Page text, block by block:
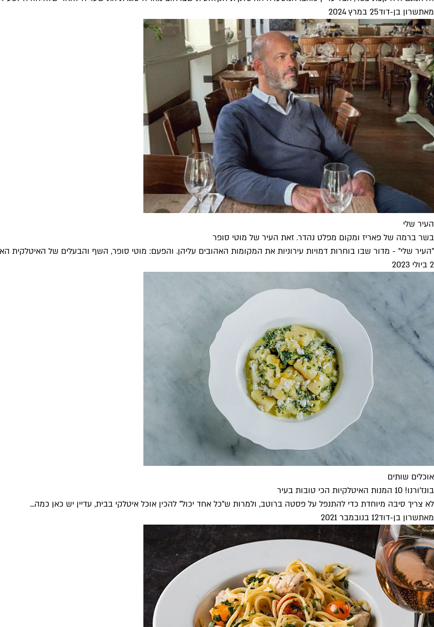
מאתשרון בן-דוד25 במרץ 2024
העיר שלי
בשר ברמה של פאריז ומקום מפלט נהדר. זאת העיר של מוטי סופר
"העיר שלי" - מדור שבו בוחרות דמויות עירוניות את המקומות האהובים עליהן. והפעם: מוטי סופר, השף והבעלים של האיטלקית
2 ביולי 2023
אוכלים שותים
בונז'ורנו! 10 המנות האיטלקיות הכי טובות בעיר
לא צריך סיבה מיוחדת כדי להתנפל על פסטה ברוטב, ולמרות ש"כל אחד יכול" להכין אוכל איטלקי בבית, עדיין יש כאן כמה...
מאתשרון בן-דוד12 בנובמבר 2021